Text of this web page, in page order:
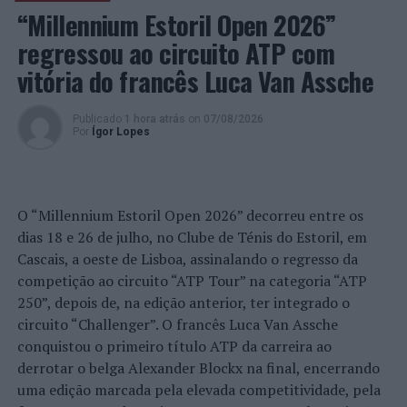
posto, tal como acontecera na primeira corrida da
jornada. Ainda assim, a dupla do McLaren conquistou o
seu melhor resultado da temporada, ao assegurar o
degrau mais baixo do pódio.
Manuel Gião e Carlos Vieira pareciam ser capazes de
dobrar o piloto do Porsche Cayman GT4 Clubsport, o
que resultou no abandono do piloto da Speedy
Motorsporte no atraso definitivo do recruta daRacar
Motorsportque ficou em décimo da geral, sexto da GT4
Pro.
Alberto de Martín e Nil Montserrat, num Mercedes-
AMG daNM Racing, foram, uma vez mais, os mais fortes
da GT4 Bronze, tendo chegado a incomodar os quatro
“Millennium Estoril Open 2026”
regressou ao circuito ATP com
vitória do francês Luca Van Assche
Publicado 1 hora atrás on 07/08/2026
Por
Ígor Lopes
O “Millennium Estoril Open 2026” decorreu entre os
dias 18 e 26 de julho, no Clube de Ténis do Estoril, em
Cascais, a oeste de Lisboa, assinalando o regresso da
competição ao circuito “ATP Tour” na categoria “ATP
250”, depois de, na edição anterior, ter integrado o
circuito “Challenger”. O francês Luca Van Assche
conquistou o primeiro título ATP da carreira ao
derrotar o belga Alexander Blockx na final, encerrando
uma edição marcada pela elevada competitividade, pela